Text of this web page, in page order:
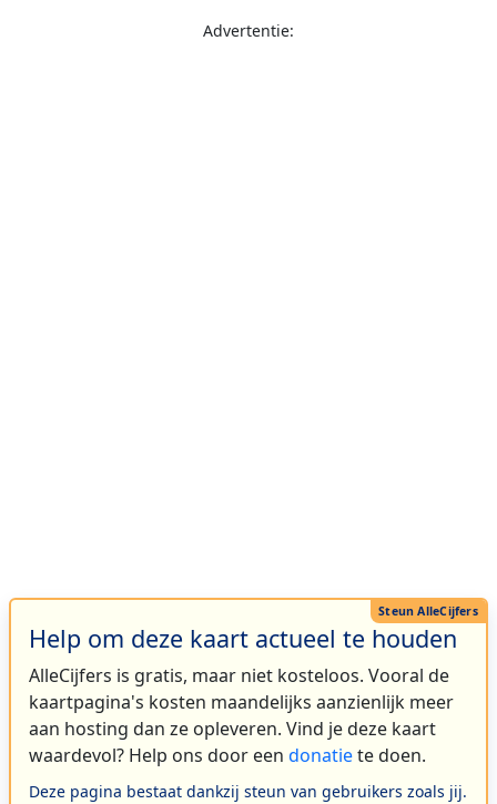
Advertentie:
Help om deze kaart actueel te houden
AlleCijfers is gratis, maar niet kosteloos. Vooral de
kaartpagina's kosten maandelijks aanzienlijk meer
aan hosting dan ze opleveren. Vind je deze kaart
waardevol? Help ons door een donatiete doen.
Deze pagina bestaat dankzij steun van gebruikers zoals jij.